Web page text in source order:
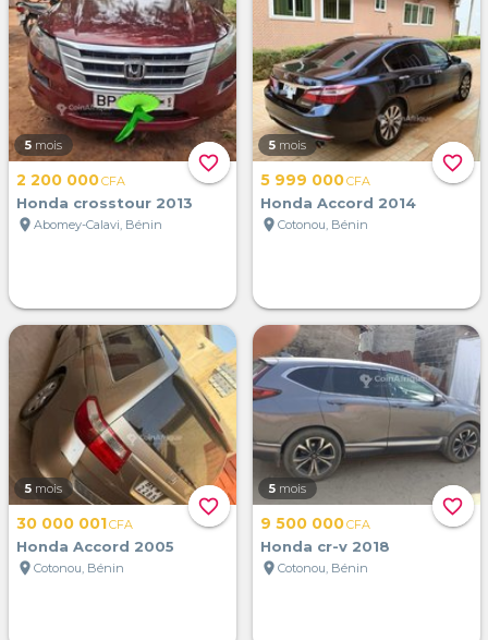
favorite_border
5 mois
2 200 000CFA
Honda crosstour 2013
location_on Abomey-Calavi, Bénin
favorite_border
5 mois
5 999 000CFA
Honda Accord 2014
location_on Cotonou, Bénin
favorite_border
5 mois
30 000 001CFA
Honda Accord 2005
location_on Cotonou, Bénin
favorite_border
5 mois
9 500 000CFA
Honda cr-v 2018
location_on Cotonou, Bénin